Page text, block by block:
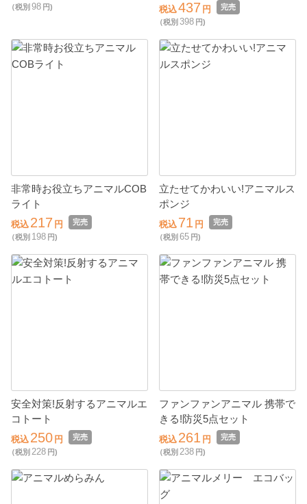
（税別 98 円) 税込437 円
完売
（税別 398 円)
非常時お役立ちアニマルCOB
ライト
税込 217 円
完売
（税別 198 円)
立たせてかわいい!アニマルス
ポンジ
税込 71 円
完売
（税別 65 円)
安全対策!反射するアニマルエ
コトート
税込 250 円
完売
（税別 228 円)
ファンファンアニマル 携帯で
きる!防災5点セット
税込 261 円
完売
（税別 238 円)